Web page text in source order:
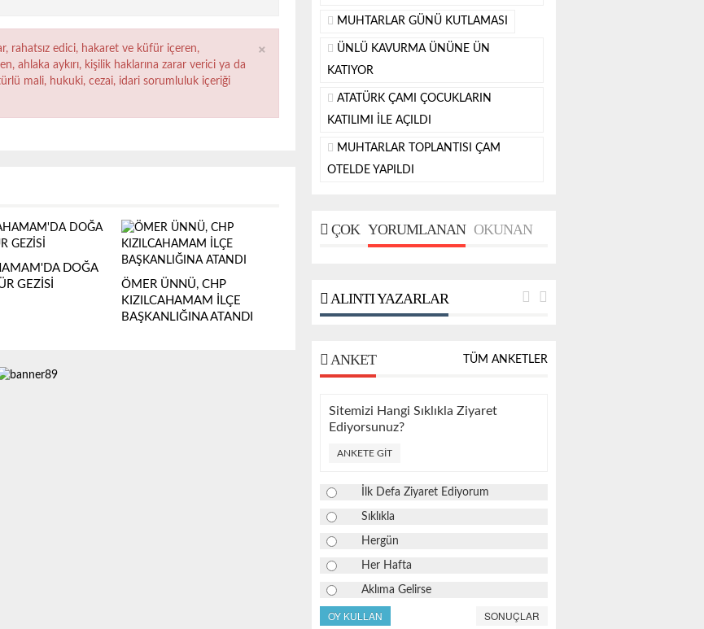
×
rahatsız edici, hakaret ve küfür içeren,
ahlaka aykırı, kişilik haklarına zarar verici ya da
mali, hukuki, cezai, idari sorumluluk içeriği
DOĞA
GEZİSİ
ÖMER ÜNNÜ, CHP
KIZILCAHAMAM İLÇE
BAŞKANLIĞINA ATANDI
MUHTARLAR GÜNÜ KUTLAMASI
ÜNLÜ KAVURMA ÜNÜNE ÜN
KATIYOR
ATATÜRK ÇAMI ÇOCUKLARIN
KATILIMI İLE AÇILDI
MUHTARLAR TOPLANTISI ÇAM
OTELDE YAPILDI
ÇOK YORUMLANAN OKUNAN
ALINTI YAZARLAR
ANKET TÜM ANKETLER
Sitemizi Hangi Sıklıkla Ziyaret
Ediyorsunuz?
ANKETE GIT
İlk Defa Ziyaret Ediyorum
Sıklıkla
Hergün
Her Hafta
Aklıma Gelirse
OY KULLAN SONUÇLAR